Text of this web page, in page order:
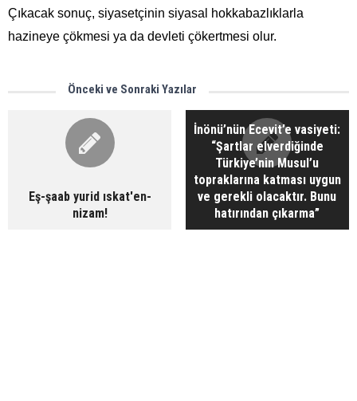
Çıkacak sonuç, siyasetçinin siyasal hokkabazlıklarla
hazineye çökmesi ya da devleti çökertmesi olur.
Önceki ve Sonraki Yazılar
Eş-şaab yurid ıskat'en-
nizam!
İnönü’nün Ecevit’e vasiyeti:
“Şartlar elverdiğinde
Türkiye’nin Musul’u
topraklarına katması uygun
ve gerekli olacaktır. Bunu
hatırından çıkarma”